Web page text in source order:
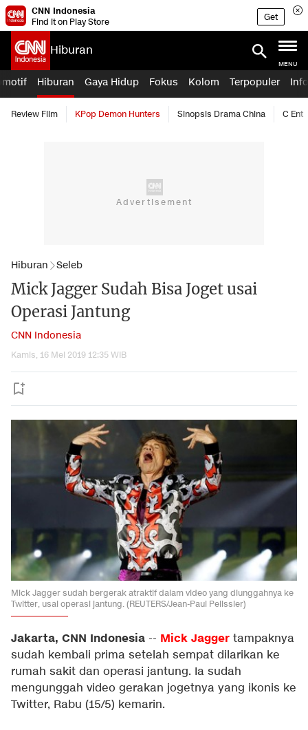
CNN Indonesia
Find it on Play Store
Get
Hiburan
MENU
Hiburan Gaya Hidup Fokus Kolom Terpopuler
Review Film KPop Demon Hunters Sinopsis Drama China C Ent
Hiburan Seleb
Mick Jagger Sudah Bisa Joget usai
Operasi Jantung
CNN Indonesia
Kamis, 16 Mei 2019 12:35 WIB
Mick Jagger sudah bergerak atraktif dalam video yang diunggahnya ke
Twitter, usai operasi jantung. (REUTERS/Jean-Paul Pelissier)
Jakarta, CNN Indonesia -- Mick Jagger tampaknya
sudah kembali prima setelah sempat dilarikan ke
rumah sakit dan operasi jantung. Ia sudah
mengunggah video gerakan jogetnya yang ikonis ke
Twitter, Rabu (15/5) kemarin.